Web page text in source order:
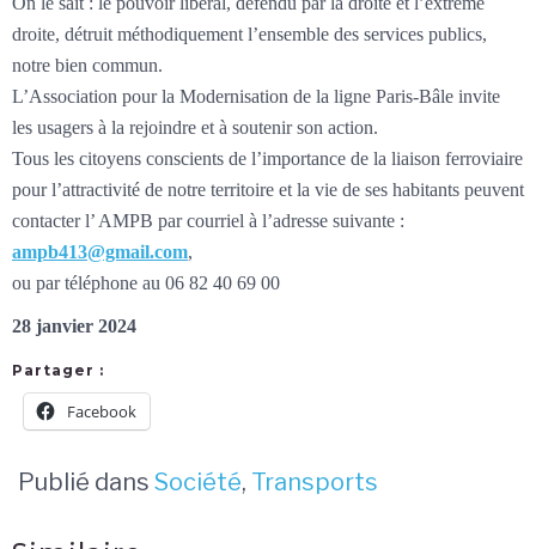
droite, détruit méthodiquement l’ensemble des services publics,
notre bien commun.
L’Association pour la Modernisation de la ligne Paris-Bâle invite
les usagers à la rejoindre et à soutenir son action.
Tous les citoyens conscients de l’importance de la liaison ferroviaire
pour l’attractivité de notre territoire et la vie de ses habitants peuvent
contacter l’ AMPB par courriel à l’adresse suivante :
ampb413@gmail.com,
ou par téléphone au 06 82 40 69 00
28 janvier 2024
Partager :
Facebook
Publié dans Société, Transports